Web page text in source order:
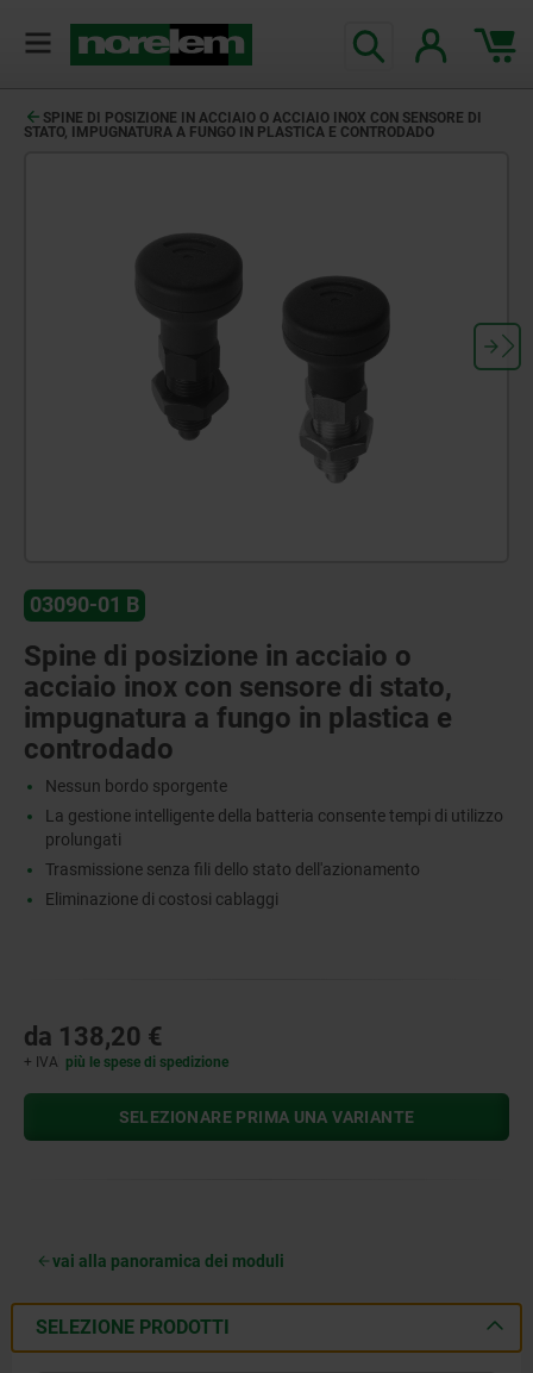
SPINE DI POSIZIONE IN ACCIAIO O ACCIAIO INOX CON SENSORE DI
STATO, IMPUGNATURA A FUNGO IN PLASTICA E CONTRODADO
03090-01 B
Spine di posizione in acciaio o
acciaio inox con sensore di stato,
impugnatura a fungo in plastica e
controdado
Nessun bordo sporgente
La gestione intelligente della batteria consente tempi di utilizzo
prolungati
Trasmissione senza fili dello stato dell'azionamento
Eliminazione di costosi cablaggi
da 138,20 €
+ IVA più le spese di spedizione
SELEZIONARE PRIMA UNA VARIANTE
vai alla panoramica dei moduli
SELEZIONE PRODOTTI